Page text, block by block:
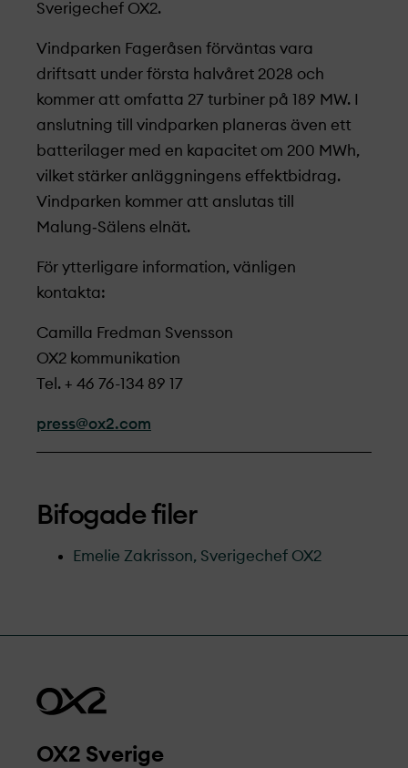
Sverigechef OX2.
Vindparken Fageråsen förväntas vara
driftsatt under första halvåret 2028 och
kommer att omfatta 27 turbiner på 189 MW. I
anslutning till vindparken planeras även ett
batterilager med en kapacitet om 200 MWh,
vilket stärker anläggningens effektbidrag.
Vindparken kommer att anslutas till
Malung‑Sälens elnät.
För ytterligare information, vänligen
kontakta:
Camilla Fredman Svensson
OX2 kommunikation
Tel. + 46 76-134 89 17
press@ox2.com
Bifogade filer
Emelie Zakrisson, Sverigechef OX2
OX2 Sverige